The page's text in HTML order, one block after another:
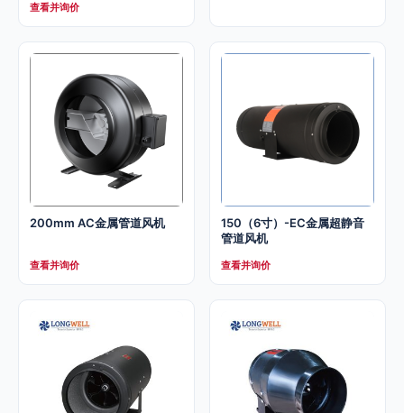
查看并询价
200mm AC金属管道风机
查看并询价
150（6寸）-EC金属超静音
管道风机
查看并询价